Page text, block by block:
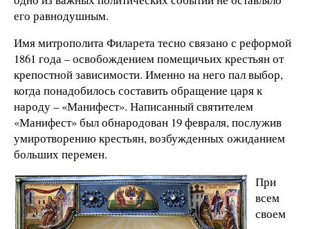
его равнодушным.
Имя митрополита Филарета тесно связано с реформой
1861 года – освобождением помещичьих крестьян от
крепостной зависимости. Именно на него пал выбор,
когда понадобилось составить обращение царя к
народу – «Манифест». Написанный святителем
«Манифест» был обнародован 19 февраля, послужив
умиротворению крестьян, возбужденных ожиданием
больших перемен.
При
всем
своем